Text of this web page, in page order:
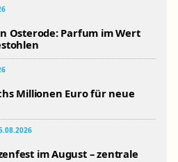
Osterode: Parfum im Wert
Millionen Euro für neue
im August – zentrale